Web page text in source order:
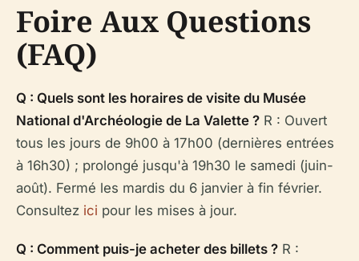
Foire Aux Questions
(FAQ)
Q : Quels sont les horaires de visite du Musée
National d'Archéologie de La Valette ? R : Ouvert
tous les jours de 9h00 à 17h00 (dernières entrées
à 16h30) ; prolongé jusqu'à 19h30 le samedi (juin-
août). Fermé les mardis du 6 janvier à fin février.
Consultez ici pour les mises à jour.
Q : Comment puis-je acheter des billets ? R :